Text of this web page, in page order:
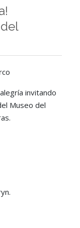
invitando
Museo del